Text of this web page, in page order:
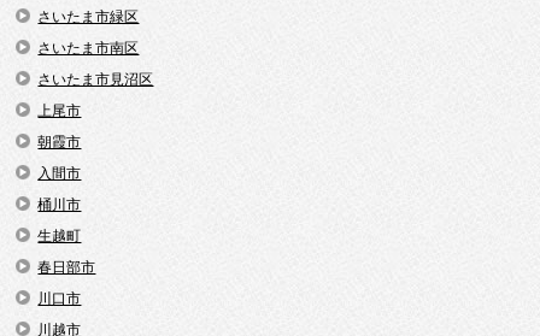
さいたま市緑区
さいたま市南区
さいたま市見沼区
上尾市
朝霞市
入間市
桶川市
生越町
春日部市
川口市
川越市